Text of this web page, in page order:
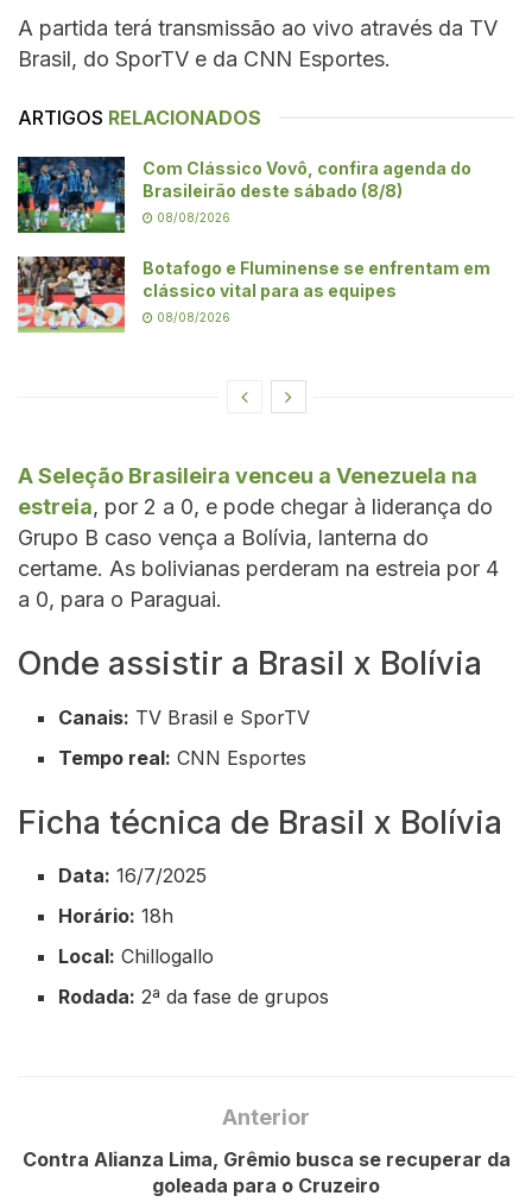
A partida terá transmissão ao vivo através da TV
Brasil, do SporTV e da CNN Esportes.
ARTIGOS RELACIONADOS
Com Clássico Vovô, confira agenda do
Brasileirão deste sábado (8/8)
08/08/2026
Botafogo e Fluminense se enfrentam em
clássico vital para as equipes
08/08/2026
A Seleção Brasileira venceu a Venezuela na
estreia, por 2 a 0, e pode chegar à liderança do
Grupo B caso vença a Bolívia, lanterna do
certame. As bolivianas perderam na estreia por 4
a 0, para o Paraguai.
Onde assistir a Brasil x Bolívia
Canais: TV Brasil e SporTV
Tempo real: CNN Esportes
Ficha técnica de Brasil x Bolívia
Data: 16/7/2025
Horário: 18h
Local: Chillogallo
Rodada: 2ª da fase de grupos
Anterior
Contra Alianza Lima, Grêmio busca se recuperar da
goleada para o Cruzeiro